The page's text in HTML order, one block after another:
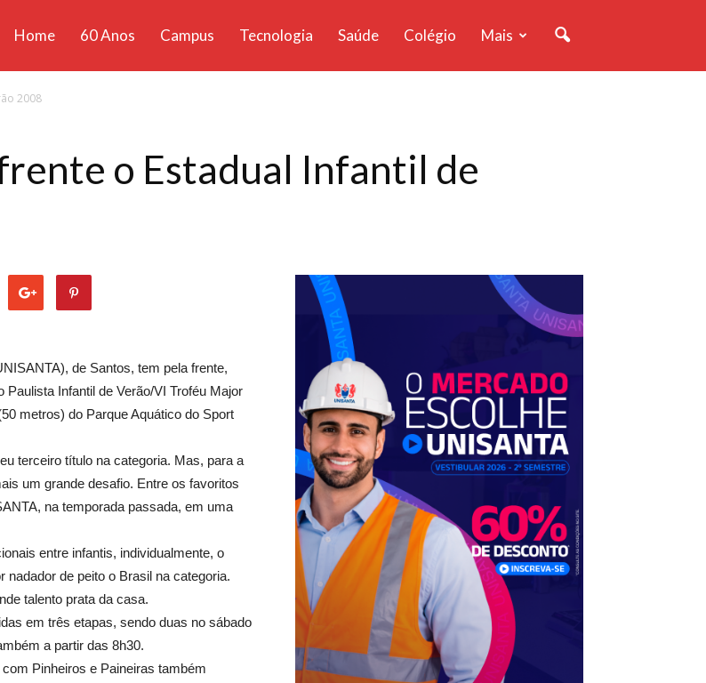
Home 60 Anos Campus Tecnologia Saúde Colégio Mais
2008
o Estadual Infantil de
de Santos, tem pela frente,
Infantil de Verão/VI Troféu Major
metros) do Parque Aquático do Sport
terceiro título na categoria. Mas, para a
um grande desafio. Entre os favoritos
na temporada passada, em uma
entre infantis, individualmente, o
de peito o Brasil na categoria.
talento prata da casa.
em três etapas, sendo duas no sábado
a partir das 8h30.
Pinheiros e Paineiras também